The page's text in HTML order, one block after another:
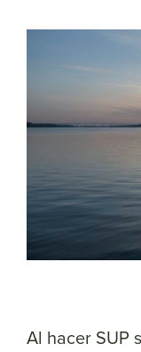
Al hacer SUP